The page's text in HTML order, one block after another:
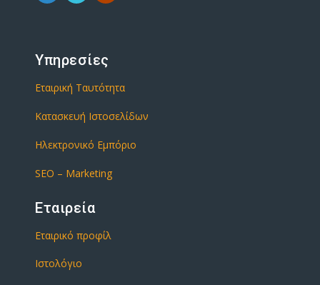
Υπηρεσίες
Εταιρική Ταυτότητα
Κατασκευή Ιστοσελίδων
Ηλεκτρονικό Εμπόριο
SEO – Marketing
Εταιρεία
Εταιρικό προφίλ
Ιστολόγιο